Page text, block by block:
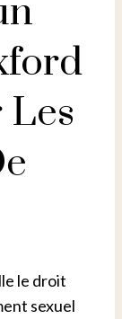
Les
le droit
sexuel